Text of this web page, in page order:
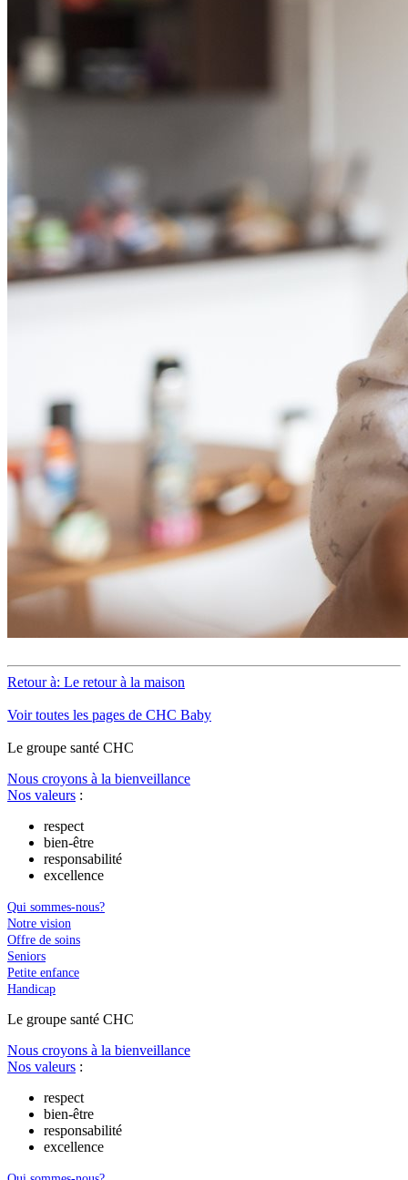
Retour à: Le retour à la maison
Voir toutes les pages de CHC Baby
Le groupe santé CHC
Nous croyons à la bienveillance
Nos valeurs :
respect
bien-être
responsabilité
excellence
Qui sommes-nous?
Notre vision
Offre de soins
Seniors
Petite enfance
Handicap
Le groupe santé CHC
Nous croyons à la bienveillance
Nos valeurs :
respect
bien-être
responsabilité
excellence